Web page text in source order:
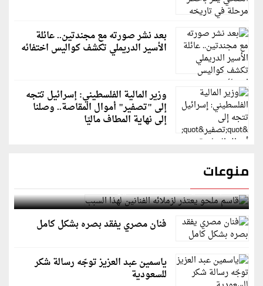
بعد نشر صورته مع مجندتين.. عائلة
الأسير الدريملي تكشف كواليس اختفائه
وزير المالية الفلسطيني: إسرائيل تتجه
إلى "تصفير" أموال المقاصة.. وصلنا
إلى نهاية المطاف ماليًا
منوعات
قاسم ملحو يعتذر لزملائه الفنانين لهذا السبب
فنان مصري يفقد بصره بشكل كامل
ياسمين عبد العزيز توجّه رسالة شكر
للسعودية